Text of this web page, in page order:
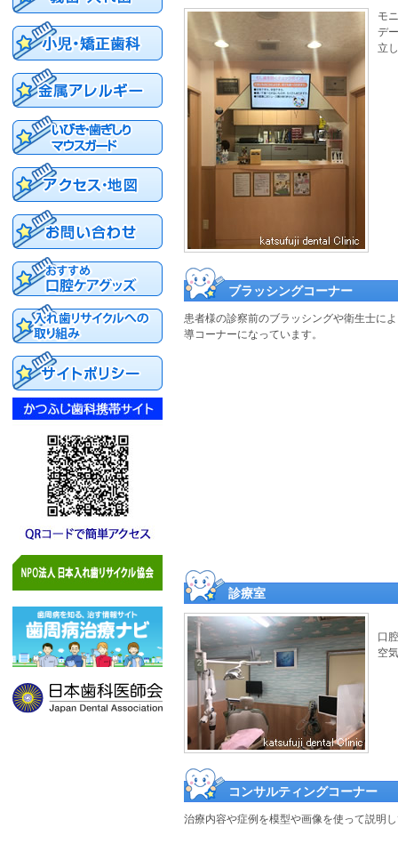
モ
デ
立
ブラッシングコーナー
患者様の診察前のブラッシングや衛生士に
導コーナーになっています。
診療室
口
空
コンサルティングコーナー
治療内容や症例を模型や画像を使って説明